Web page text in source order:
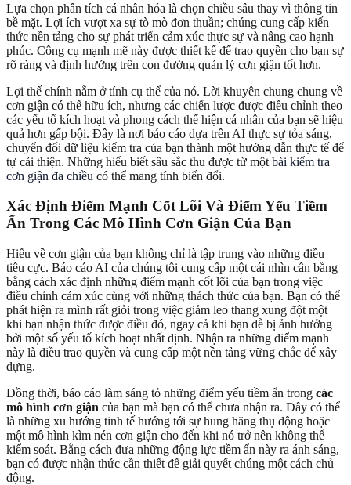
Lựa chọn phân tích cá nhân hóa là chọn chiều sâu thay vì thông tin
bề mặt. Lợi ích vượt xa sự tò mò đơn thuần; chúng cung cấp kiến
thức nền tảng cho sự phát triển cảm xúc thực sự và nâng cao hạnh
phúc. Công cụ mạnh mẽ này được thiết kế để trao quyền cho bạn sự
rõ ràng và định hướng trên con đường quản lý cơn giận tốt hơn.
Lợi thế chính nằm ở tính cụ thể của nó. Lời khuyên chung chung về
cơn giận có thể hữu ích, nhưng các chiến lược được điều chỉnh theo
các yếu tố kích hoạt và phong cách thể hiện cá nhân của bạn sẽ hiệu
quả hơn gấp bội. Đây là nơi báo cáo dựa trên AI thực sự tỏa sáng,
chuyển đổi dữ liệu kiểm tra của bạn thành một hướng dẫn thực tế để
tự cải thiện. Những hiểu biết sâu sắc thu được từ một bài kiểm tra
cơn giận đa chiều có thể mang tính biến đổi.
Xác Định Điểm Mạnh Cốt Lõi Và Điểm Yếu Tiềm
Ẩn Trong Các Mô Hình Cơn Giận Của Bạn
Hiểu về cơn giận của bạn không chỉ là tập trung vào những điều
tiêu cực. Báo cáo AI của chúng tôi cung cấp một cái nhìn cân bằng
bằng cách xác định những điểm mạnh cốt lõi của bạn trong việc
điều chỉnh cảm xúc cùng với những thách thức của bạn. Bạn có thể
phát hiện ra mình rất giỏi trong việc giảm leo thang xung đột một
khi bạn nhận thức được điều đó, ngay cả khi bạn dễ bị ảnh hưởng
bởi một số yếu tố kích hoạt nhất định. Nhận ra những điểm mạnh
này là điều trao quyền và cung cấp một nền tảng vững chắc để xây
dựng.
Đồng thời, báo cáo làm sáng tỏ những điểm yếu tiềm ẩn trong các
mô hình cơn giận của bạn mà bạn có thể chưa nhận ra. Đây có thể
là những xu hướng tinh tế hướng tới sự hung hăng thụ động hoặc
một mô hình kìm nén cơn giận cho đến khi nó trở nên không thể
kiểm soát. Bằng cách đưa những động lực tiềm ẩn này ra ánh sáng,
bạn có được nhận thức cần thiết để giải quyết chúng một cách chủ
động.